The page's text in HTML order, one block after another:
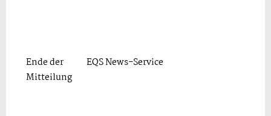
Ende der
Mitteilung
EQS News-Service